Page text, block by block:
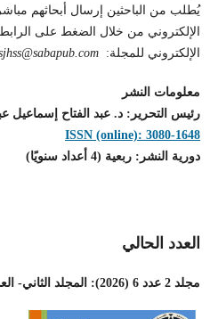
يُطلب من الباحثين إرسال أبحاثهم
الإلكتروني من خلال الضغط على
الإلكتروني للمجلة:
معلومات النشر
رئيس التحرير: د. عبد الفتاح إسماعيل
ISSN (online): 3080-1648
دورية النشر: ربعية (4 أعداد سنويًا)
العدد الحالي
مجلد 2 عدد 6 (2026): المجلد الثاني- العدد السادس- يونيو 2026